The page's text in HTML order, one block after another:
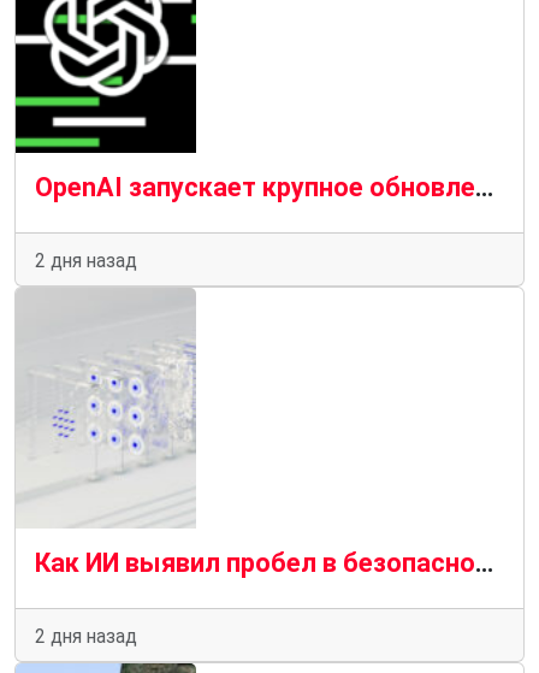
OpenAI запускает крупное обновление ChatGPT, даже если вы за него не платите
2 дня назад
Как ИИ выявил пробел в безопасности браузера, который предприятия не могут игнорировать
2 дня назад